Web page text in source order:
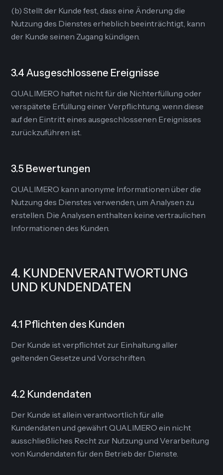
(b) Stellt der Kunde fest, dass eine Änderung die
Nutzung des Dienstes erheblich beeinträchtigt, kann
der Kunde seinen Zugang kündigen.
3.4 Ausgeschlossene Ereignisse
QUALIMERO haftet nicht für die Nichterfüllung oder
verspätete Erfüllung einer Verpflichtung, wenn diese
auf den Eintritt eines ausgeschlossenen Ereignisses
zurückzuführen ist.
3.5 Bewertungen
QUALIMERO kann anonyme Informationen über die
Nutzung des Dienstes verwenden, um Analysen zu
erstellen. Die Analysen enthalten keine vertraulichen
Informationen des Kunden.
4. KUNDENVERANTWORTUNG
UND KUNDENDATEN
4.1 Pflichten des Kunden
Der Kunde ist verpflichtet zur Einhaltung aller
geltenden Gesetze und Vorschriften.
4.2 Kundendaten
Der Kunde ist allein verantwortlich für alle
Kundendaten und gewährt QUALIMERO ein nicht
ausschließliches Recht zur Nutzung und Verarbeitung
von Kundendaten für den Betrieb der Dienste.